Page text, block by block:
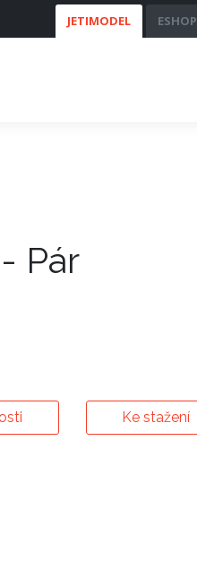
JETIMODEL ESHOP
Pár
Ke stažení